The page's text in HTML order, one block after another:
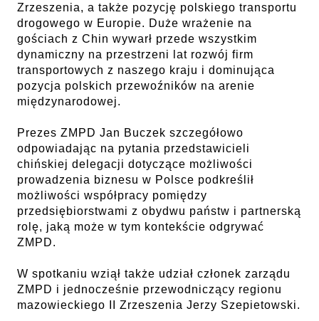
Zrzeszenia, a także pozycję polskiego transportu
drogowego w Europie. Duże wrażenie na
gościach z Chin wywarł przede wszystkim
dynamiczny na przestrzeni lat rozwój firm
transportowych z naszego kraju i dominująca
pozycja polskich przewoźników na arenie
międzynarodowej.
Prezes ZMPD Jan Buczek szczegółowo
odpowiadając na pytania przedstawicieli
chińskiej delegacji dotyczące możliwości
prowadzenia biznesu w Polsce podkreślił
możliwości współpracy pomiędzy
przedsiębiorstwami z obydwu państw i partnerską
rolę, jaką może w tym kontekście odgrywać
ZMPD.
W spotkaniu wziął także udział członek zarządu
ZMPD i jednocześnie przewodniczący regionu
mazowieckiego II Zrzeszenia Jerzy Szepietowski.